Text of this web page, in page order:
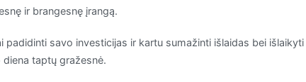
ir brangesnę įrangą.
padidinti savo investicijas ir kartu sumažinti išlaidas bei
taptų gražesnė.